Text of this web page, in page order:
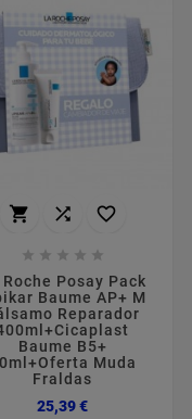
  
    
Roche Posay Pack
Baume AP+ M
Reparador
Baume B5+
Muda
Fraldas
25,39 €Preço